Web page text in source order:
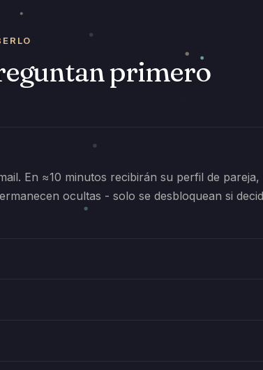
primero
En ≈10 minutos recibirán su perfil de
ocultas - solo se desbloquean si